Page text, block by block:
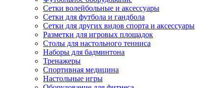
Сетки волейбольные и аксессуары
Сетки для футбола и гандбола
Сетки для других видов спорта и аксессуары
Разметки для игровых площадок
Столы для настольного тенниса
Наборы для бадминтона
Тренажеры
Спортивная медицина
Настольные игры